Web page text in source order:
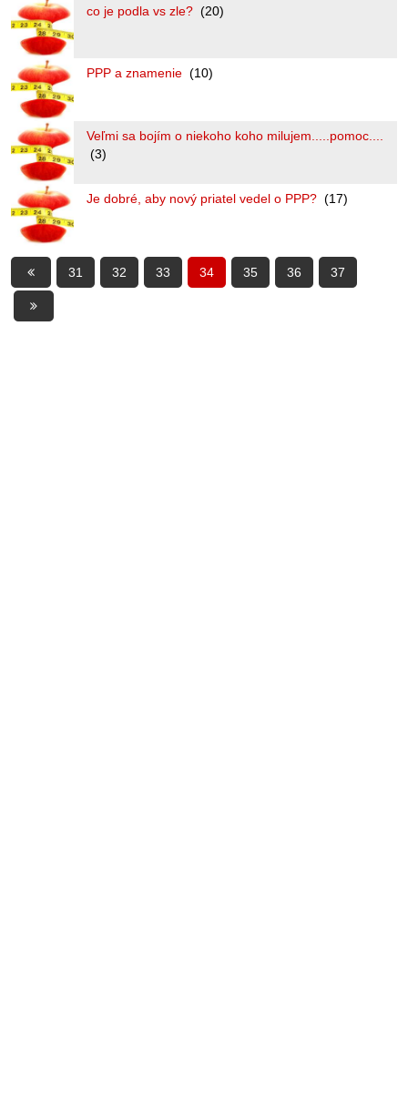
co je podla vs zle? (20)
PPP a znamenie (10)
Veľmi sa bojím o niekoho koho milujem.....pomoc....
(3)
Je dobré, aby nový priatel vedel o PPP? (17)
31 32 33 34 35 36 37